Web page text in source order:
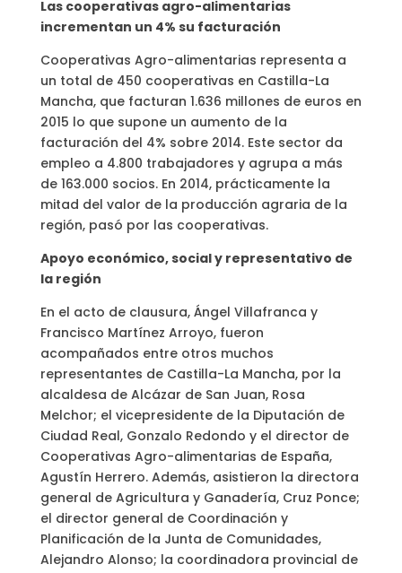
Las cooperativas agro-alimentarias
incrementan un 4% su facturación
Cooperativas Agro-alimentarias representa a
un total de 450 cooperativas en Castilla-La
Mancha, que facturan 1.636 millones de euros en
2015 lo que supone un aumento de la
facturación del 4% sobre 2014. Este sector da
empleo a 4.800 trabajadores y agrupa a más
de 163.000 socios. En 2014, prácticamente la
mitad del valor de la producción agraria de la
región, pasó por las cooperativas.
Apoyo económico, social y representativo de
la región
En el acto de clausura, Ángel Villafranca y
Francisco Martínez Arroyo, fueron
acompañados entre otros muchos
representantes de Castilla-La Mancha, por la
alcaldesa de Alcázar de San Juan, Rosa
Melchor; el vicepresidente de la Diputación de
Ciudad Real, Gonzalo Redondo y el director de
Cooperativas Agro-alimentarias de España,
Agustín Herrero. Además, asistieron la directora
general de Agricultura y Ganadería, Cruz Ponce;
el director general de Coordinación y
Planificación de la Junta de Comunidades,
Alejandro Alonso; la coordinadora provincial de